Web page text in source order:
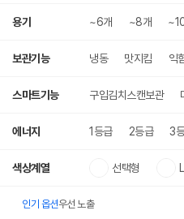
용기 ~6개 ~8개
보관기능 냉동 맛지킴 익
스마트기능 구입김치스캔보관
에너지 1등급 2등급 3
색상계열 선택형
인기 옵션우선 노출